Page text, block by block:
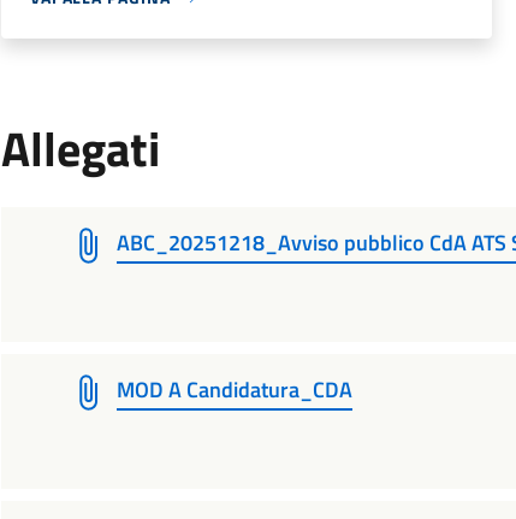
Allegati
ABC_20251218_Avviso pubblico CdA ATS
MOD A Candidatura_CDA